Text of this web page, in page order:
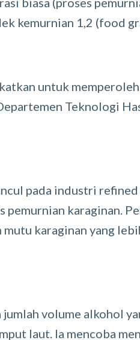
kemurnian 1,2 (food
untuk
Teknologi
pada industri
pemurnian karaginan.
karaginan yang
volume alkohol
laut. Ia mencoba